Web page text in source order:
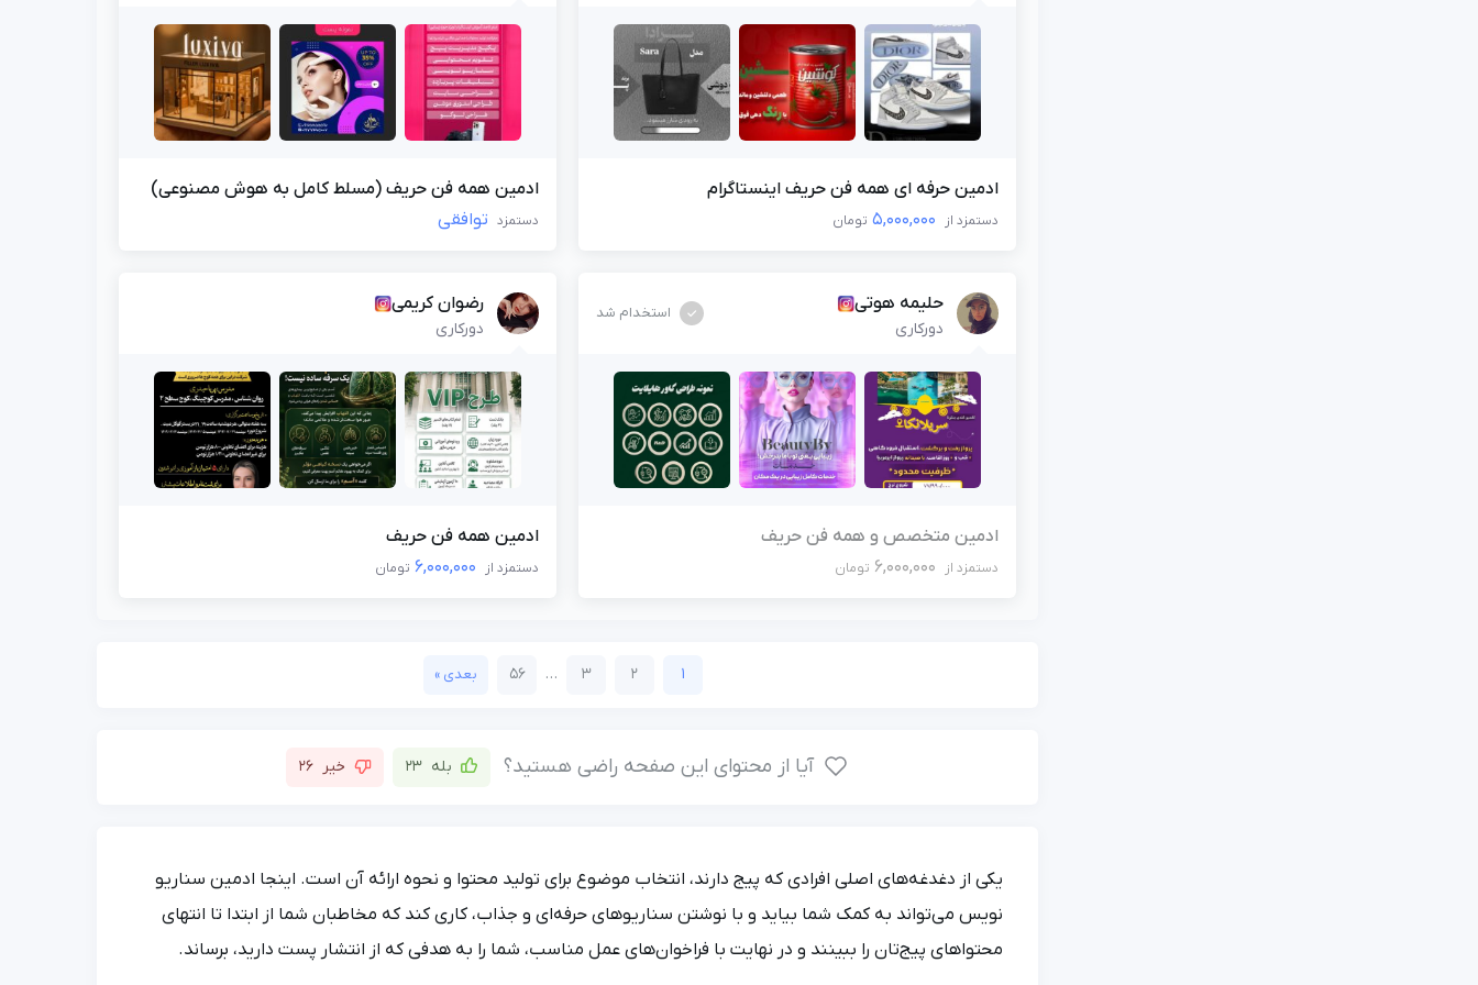
ادمین حرفه ای همه فن حریف اینستاگرام
دستمزد از 5,000,000 تومان
ادمین همه فن حریف (مسلط کامل به هوش مصنوعی)
دستمزد توافقی
حلیمه هوتی
دورکاری
استخدام شد
ادمین متخصص و همه فن حریف
دستمزد از 6,000,000 تومان
رضوان کریمی
دورکاری
ادمین همه فن حریف
دستمزد از 6,000,000 تومان
1
2
3
…
56 بعدی »
آیا از محتوای این صفحه راضی هستید؟ بله 23 خیر 26
یکی از دغدغه‌های اصلی افرادی که پیج دارند، انتخاب موضوع برای تولید محتوا و نحوه ارائه آن است. اینجا ادمین سناریو
نویس می‌تواند به کمک شما بیاید و با نوشتن سناریوهای حرفه‌ای و جذاب، کاری کند که مخاطبان شما از ابتدا تا انتهای
محتواهای پیج‌تان را ببینند و در نهایت با فراخوان‌های عمل مناسب، شما را به هدفی که از انتشار پست دارید، برساند.